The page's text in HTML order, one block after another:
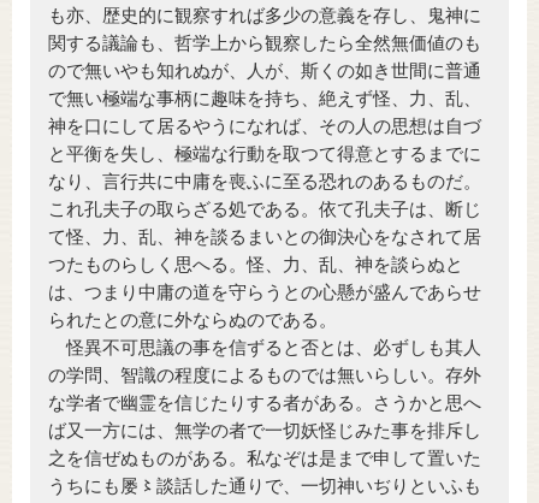
も亦、歴史的に観察すれば多少の意義を存し、鬼神に
関する議論も、哲学上から観察したら全然無価値のも
ので無いやも知れぬが、人が、斯くの如き世間に普通
で無い極端な事柄に趣味を持ち、絶えず怪、力、乱、
神を口にして居るやうになれば、その人の思想は自づ
と平衡を失し、極端な行動を取つて得意とするまでに
なり、言行共に中庸を喪ふに至る恐れのあるものだ。
これ孔夫子の取らざる処である。依て孔夫子は、断じ
て怪、力、乱、神を談るまいとの御決心をなされて居
つたものらしく思へる。怪、力、乱、神を談らぬと
は、つまり中庸の道を守らうとの心懸が盛んであらせ
られたとの意に外ならぬのである。
怪異不可思議の事を信ずると否とは、必ずしも其人
の学問、智識の程度によるものでは無いらしい。存外
な学者で幽霊を信じたりする者がある。さうかと思へ
ば又一方には、無学の者で一切妖怪じみた事を排斥し
之を信ぜぬものがある。私なぞは是まで申して置いた
うちにも屡〻談話した通りで、一切神いぢりといふも